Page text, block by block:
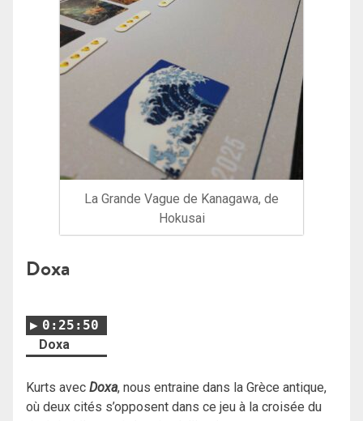
La Grande Vague de Kanagawa, de
Hokusai
Doxa
0:25:50
Doxa
Kurts avec Doxa, nous entraine dans la Grèce antique,
où deux cités s’opposent dans ce jeu à la croisée du